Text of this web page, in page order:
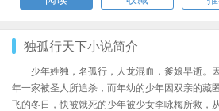
独孤行天下小说简介
少年姓独，名孤行，人龙混血，爹娘早逝。
年一家被圣人所追杀，而年幼的少年因双亲的藏
飞的冬日，快被饿死的少年被少女李咏梅所救，